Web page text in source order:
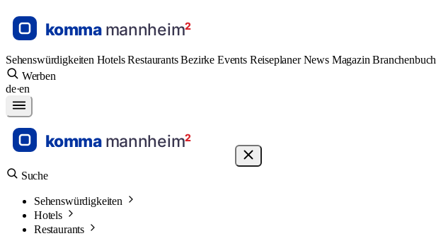
Sehenswürdigkeiten HotelsRestaurantsBezirke Events ReiseplanerNews MagazinBranchenbuch
Werben
de·en
Suche
Sehenswürdigkeiten
Hotels
Restaurants